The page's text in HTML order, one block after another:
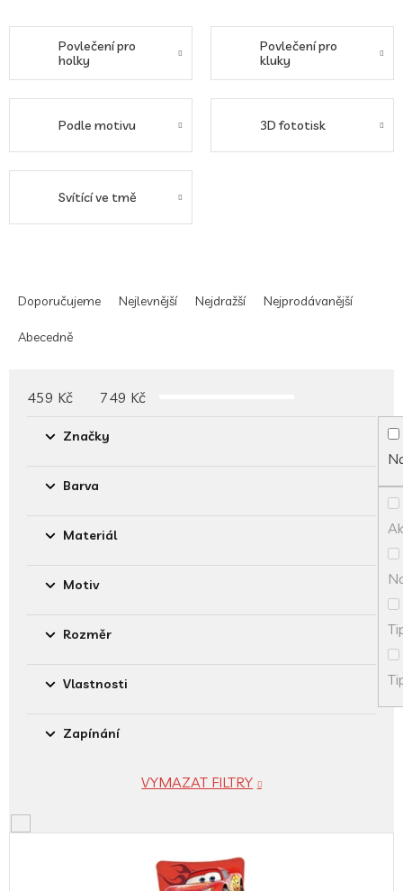
Povlečení pro
holky
Povlečení pro
kluky
Podle motivu 3D fototisk
Svítící ve tmě
aDoporučujeme Nejlevnější Nejdražší Nejprodávanější
Abecedně
459 Kč 749 Kč
Značky
Barva
Materiál
Motiv
Rozměr
Vlastnosti
Zapínání
VYMAZAT FILTRY
V